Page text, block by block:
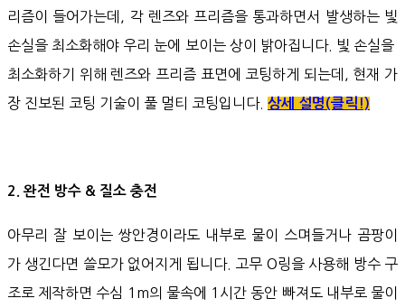
리즘이 들어가는데, 각 렌즈와 프리즘을 통과하면서 발생하는 빛
손실을 최소화해야 우리 눈에 보이는 상이 밝아집니다. 빛 손실을
최소화하기 위해 렌즈와 프리즘 표면에 코팅하게 되는데, 현재 가
장 진보된 코팅 기술이 풀 멀티 코팅입니다. 상세 설명(클릭!)
2. 완전 방수 & 질소 충전
아무리 잘 보이는 쌍안경이라도 내부로 물이 스며들거나 곰팡이
가 생긴다면 쓸모가 없어지게 됩니다. 고무 O링을 사용해 방수 구
조로 제작하면 수심 1m의 물속에 1시간 동안 빠져도 내부로 물이